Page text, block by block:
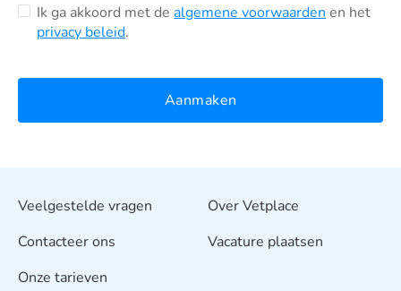
Ik ga akkoord met dealgemene voorwaarden en het
privacy beleid.
Aanmaken
Veelgestelde vragen
Contacteer ons
Onze tarieven
Over Vetplace
Vacature plaatsen